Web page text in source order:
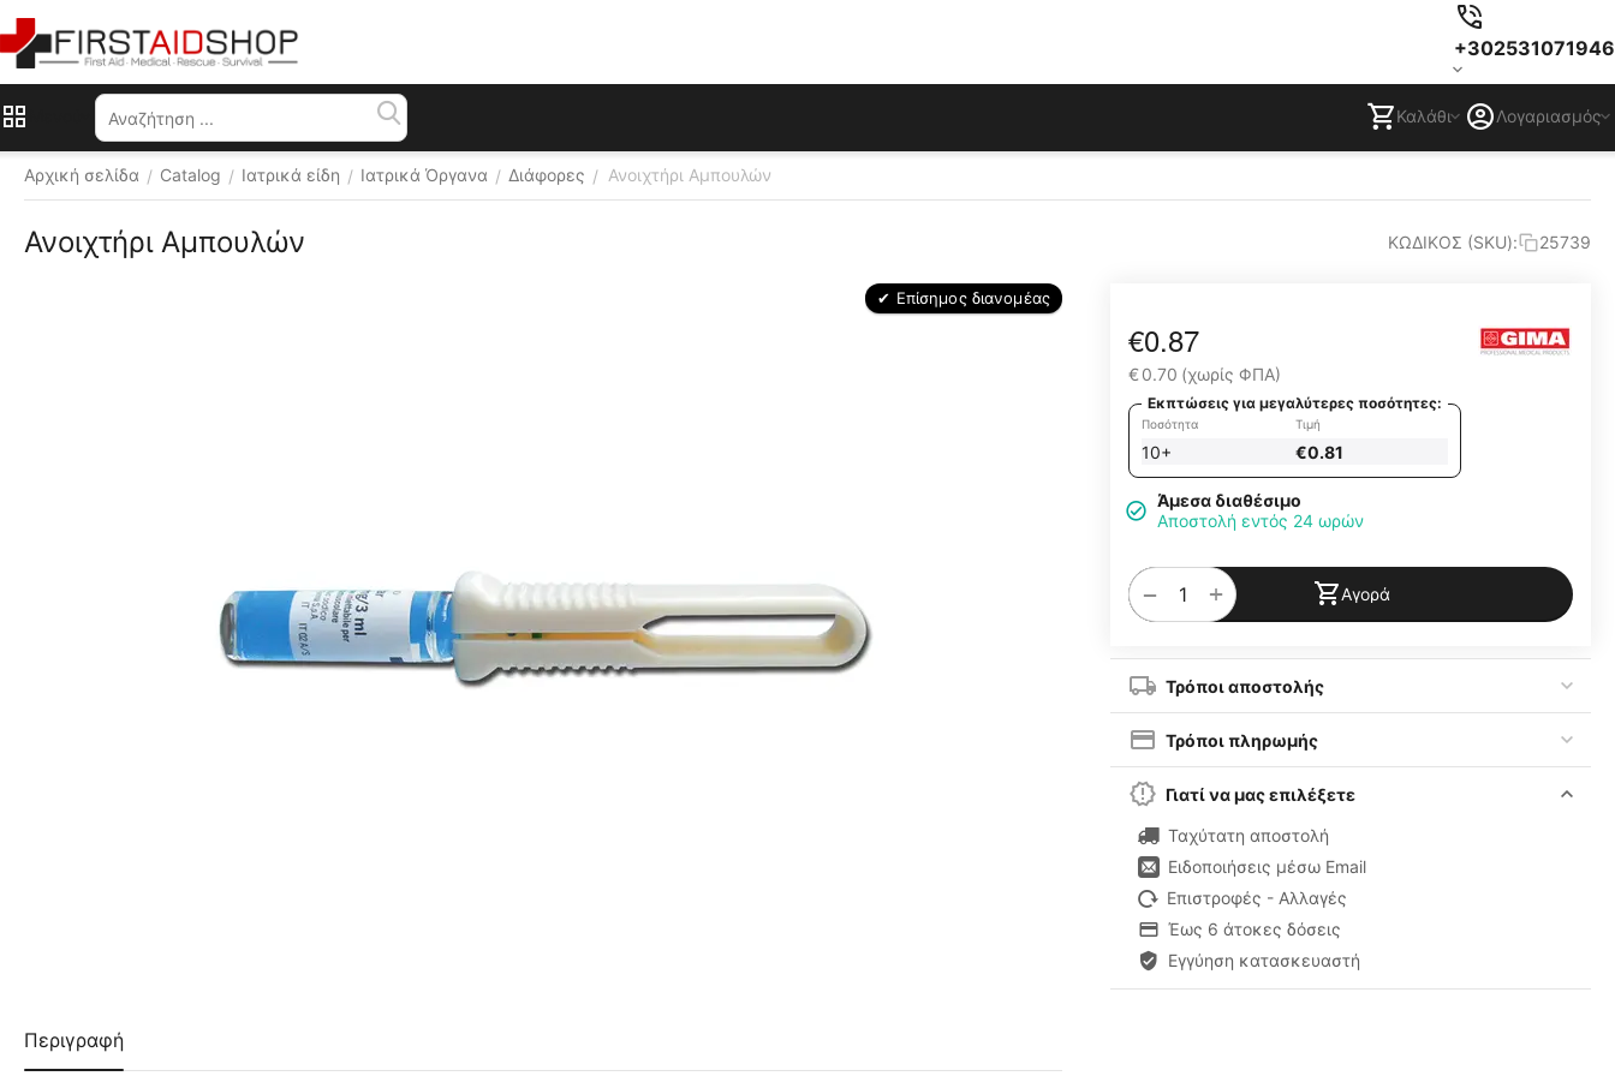
+302531071946
Καλάθι Λογαριασμός
Αρχική σελίδα / Catalog / Ιατρικά είδη / Ιατρικά Όργανα / Διάφορες / Ανοιχτήρι Αμπουλών
Ανοιχτήρι Αμπουλών ΚΩΔΙΚΟΣ (SKU): 25739
✔ Επίσημος διανομέας
€0.87
€0.70 (χωρίς ΦΠΑ)
Εκπτώσεις για μεγαλύτερες ποσότητες:
Ποσότητα
10+
Τιμή
€0.81
Άμεσα διαθέσιμο
Αποστολή εντός 24 ωρών
+
− Αγορά
Τρόποι αποστολής
Τρόποι πληρωμής
Γιατί να μας επιλέξετε
Ταχύτατη αποστολή
Ειδοποιήσεις μέσω Email
Επιστροφές - Αλλαγές
Έως 6 άτοκες δόσεις
Εγγύηση κατασκευαστή
Περιγραφή